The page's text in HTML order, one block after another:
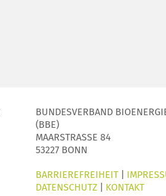
BUNDESVERBAND
(BBE)
MAARSTRASSE 84
53227 BONN
BARRIEREFREIHEIT
DATENSCHUTZ
KONTAKT